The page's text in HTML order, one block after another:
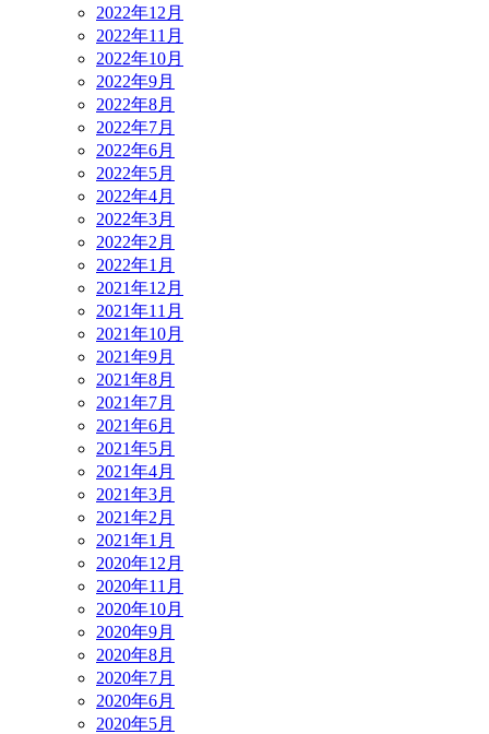
2022年12月
2022年11月
2022年10月
2022年9月
2022年8月
2022年7月
2022年6月
2022年5月
2022年4月
2022年3月
2022年2月
2022年1月
2021年12月
2021年11月
2021年10月
2021年9月
2021年8月
2021年7月
2021年6月
2021年5月
2021年4月
2021年3月
2021年2月
2021年1月
2020年12月
2020年11月
2020年10月
2020年9月
2020年8月
2020年7月
2020年6月
2020年5月